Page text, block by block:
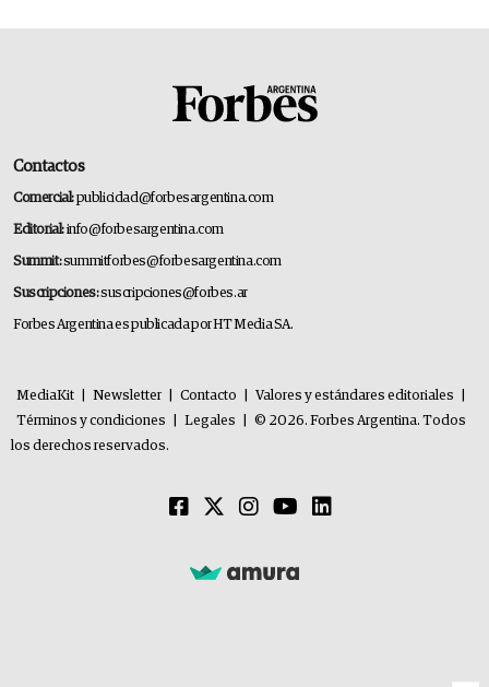
Contactos
Comercial:publicidad@forbesargentina.com
Editorial:info@forbesargentina.com
Summit:summitforbes@forbesargentina.com
Suscripciones:suscripciones@forbes.ar
Forbes Argentina es publicada por HT Media SA.
MediaKit Newsletter Contacto Valores y estándares editoriales
Términos y condiciones
Legales
© 2026. Forbes Argentina. Todos
los derechos reservados.